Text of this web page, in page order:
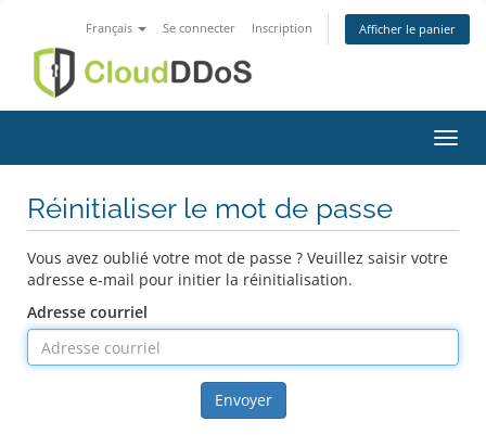
Français Se connecter Inscription Afficher le panier
Réinitialiser le mot de passe
Vous avez oublié votre mot de passe ? Veuillez saisir votre
adresse e-mail pour initier la réinitialisation.
Adresse courriel
Envoyer